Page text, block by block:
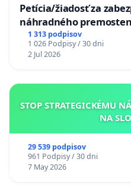
Petícia/žiadosť za
náhradného
uzávery Vážskeho
1 313 podpisov
1 026 Podpisy / 30 dni
2 Jul 2026
STOP STRATEGICKÉMU
NA
29 539 podpisov
961 Podpisy / 30 dni
7 May 2026